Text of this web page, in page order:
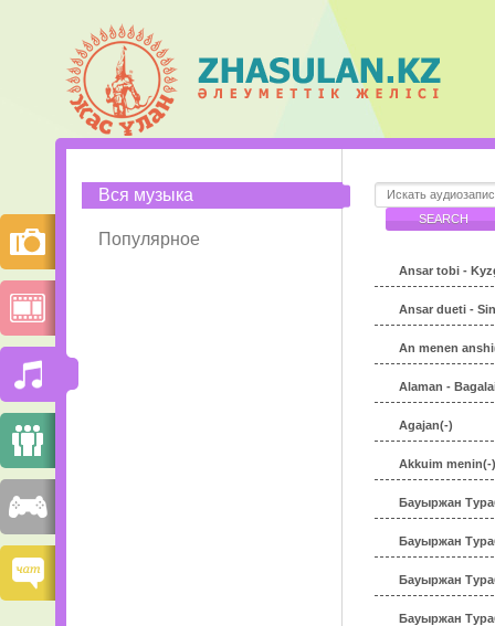
Вся музыка
Популярное
Ansar tobi -
Ansar dueti -
An menen
Alaman -
Agajan(-)
Akkuim menin(-)
Бауыржан
Бауыржан
Бауыржан
Бауыржан